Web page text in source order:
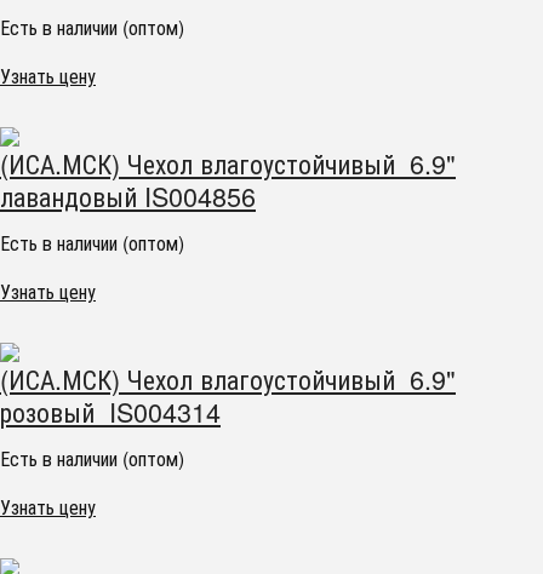
Есть в наличии (оптом)
Узнать цену
(ИСА.МСК) Чехол влагоустойчивый 6.9"
лавандовый IS004856
Есть в наличии (оптом)
Узнать цену
(ИСА.МСК) Чехол влагоустойчивый 6.9"
розовый IS004314
Есть в наличии (оптом)
Узнать цену